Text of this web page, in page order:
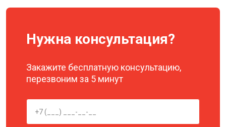
Нужна консультация?
Закажите бесплатную консультацию,
перезвоним за 5 минут